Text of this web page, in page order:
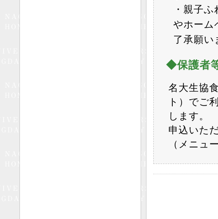
・親子
やホーム
了承願い
◆保護者
名大生協
ト）でご
します。
申込いた
（メニュ